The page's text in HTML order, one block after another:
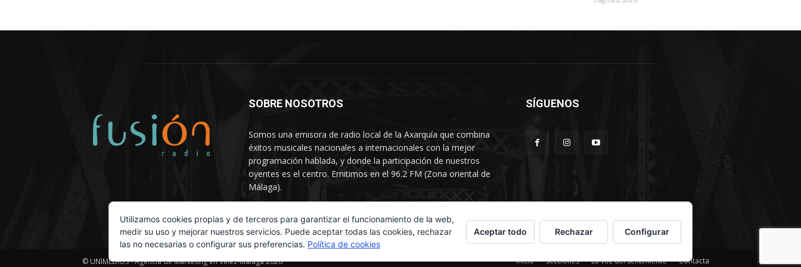
SOBRE NOSOTROS
Somos una emisora de radio local de la Axarquía que combina
éxitos musicales nacionales a internacionales con la mejor
programación hablada, y donde la participación de nuestros
oyentes es el centro. Emitimos en el 96.2 FM (Zona oriental de
Málaga).
SÍGUENOS
© UNIMEDIOS - Agencia de Marketing en Vélez-Málaga 2026 Inicio Secciones La voz del sentimiento Contacta
Utilizamos cookies propias y de terceros para garantizar el funcionamiento de la web,
medir su uso y mejorar nuestros servicios. Puede aceptar todas las cookies, rechazar
las no necesarias o configurar sus preferencias. Política de cookies
Aceptar todo Rechazar Configurar